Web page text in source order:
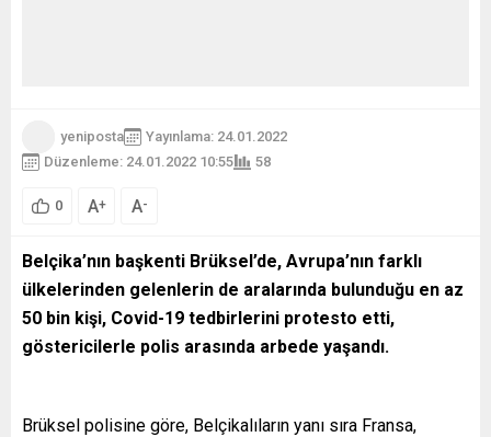
yeniposta
Yayınlama: 24.01.2022
Düzenleme: 24.01.2022 10:55
58
0 A+ A-
Belçika’nın başkenti Brüksel’de, Avrupa’nın farklı
ülkelerinden gelenlerin de aralarında bulunduğu en az
50 bin kişi, Covid-19 tedbirlerini protesto etti,
göstericilerle polis arasında arbede yaşandı.
Brüksel polisine göre, Belçikalıların yanı sıra Fransa,